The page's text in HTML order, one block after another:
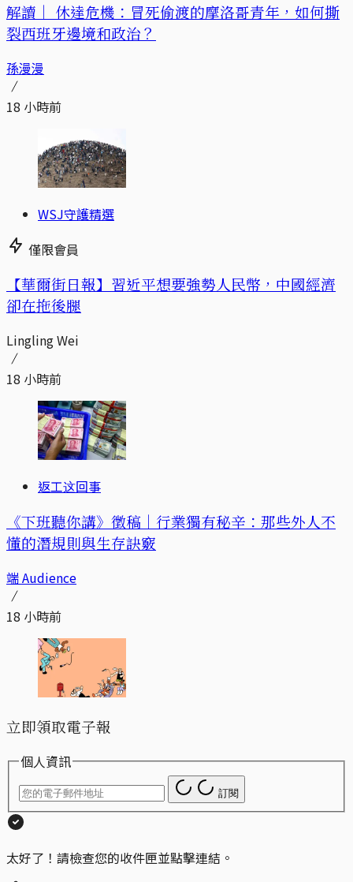
解讀｜ 休達危機：冒死偷渡的摩洛哥青年，如何撕
裂西班牙邊境和政治？
孫漫漫
18 小時前
WSJ守護精選
僅限會員
【華爾街日報】習近平想要強勢人民幣，中國經濟
卻在拖後腿
Lingling Wei
18 小時前
返工这回事
《下班聽你講》徵稿｜行業獨有秘辛：那些外人不
懂的潛規則與生存訣竅
端 Audience
18 小時前
立即領取電子報
個人資訊
訂閱
太好了！請檢查您的收件匣並點擊連結。